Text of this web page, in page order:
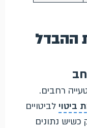
ההבדל
רחבים.
ביטוי לביטויים
כשיש נתונים